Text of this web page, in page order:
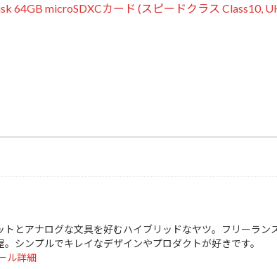
64GB microSDXCカード (スピードクラス Class10,
トとアナログな文具を好むハイブリッドなヤツ。フリーラン
。シンプルでキレイなデザインやプロダクトが好きです。
ル詳細